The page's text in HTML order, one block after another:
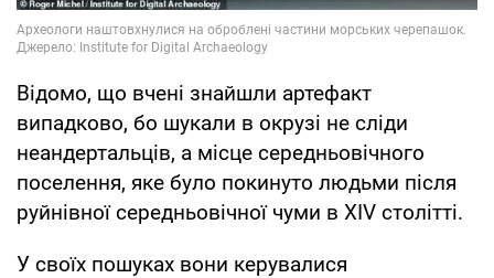
Відомо, що вчені знайшли артефакт
випадково, бо шукали в окрузі не сліди
неандертальців, а місце середньовічного
поселення, яке було покинуто людьми після
руйнівної середньовічної чуми в ХІV столітті.
У своїх пошуках вони керувалися